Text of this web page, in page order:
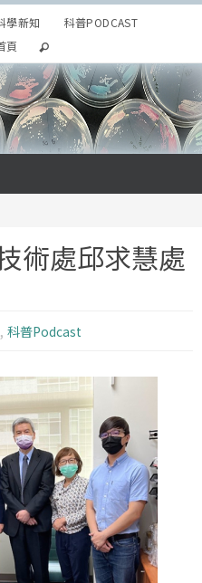
學新知
科普PODCAST
頁
術處邱求慧處
, 科普Podcast